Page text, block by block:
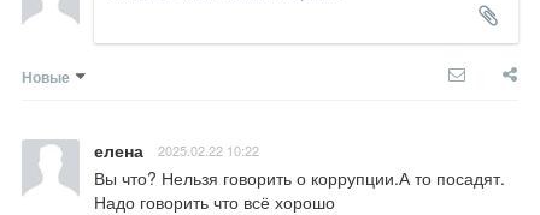
Новые
елена 2025.02.22 10:22
Вы что? Нельзя говорить о коррупции.А то посадят.
Надо говорить что всё хорошо